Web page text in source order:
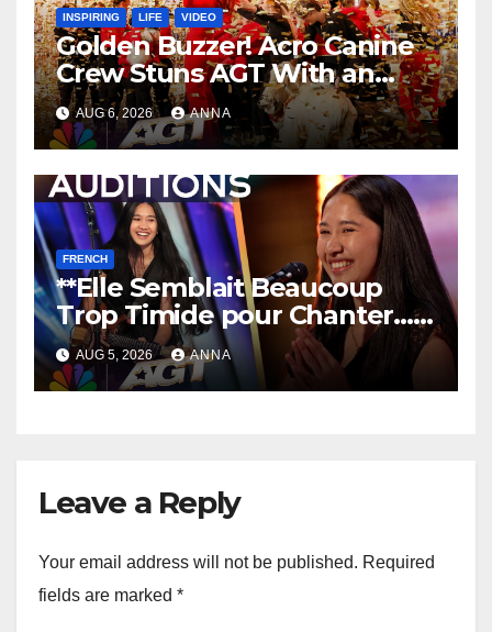
INSPIRING LIFE VIDEO
Golden Buzzer! Acro Canine
Crew Stuns AGT With an
Unforgettable Performance
…
AUG 6, 2026 ANNA
FRENCH
**Elle Semblait Beaucoup
Trop Timide pour Chanter…
Puis Elle a Laissé Tout le
Monde Sans Voix !
AUG 5, 2026 ANNA
Leave a Reply
Your email address will not be published. Required
fields are marked *